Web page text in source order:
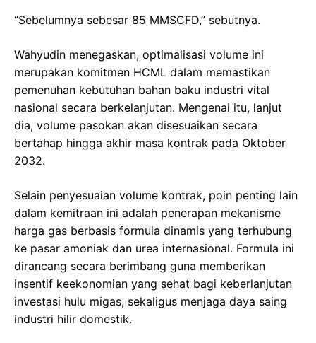
“Sebelumnya sebesar 85 MMSCFD,” sebutnya.
Wahyudin menegaskan, optimalisasi volume ini
merupakan komitmen HCML dalam memastikan
pemenuhan kebutuhan bahan baku industri vital
nasional secara berkelanjutan. Mengenai itu, lanjut
dia, volume pasokan akan disesuaikan secara
bertahap hingga akhir masa kontrak pada Oktober
2032.
Selain penyesuaian volume kontrak, poin penting lain
dalam kemitraan ini adalah penerapan mekanisme
harga gas berbasis formula dinamis yang terhubung
ke pasar amoniak dan urea internasional. Formula ini
dirancang secara berimbang guna memberikan
insentif keekonomian yang sehat bagi keberlanjutan
investasi hulu migas, sekaligus menjaga daya saing
industri hilir domestik.